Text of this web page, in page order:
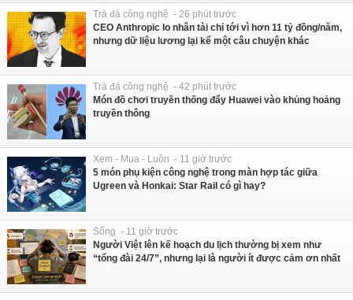
Trà đá công nghệ - 26 phút trước
CEO Anthropic lo nhân tài chỉ tới vì hơn 11 tỷ đồng/năm,
nhưng dữ liệu lương lại kể một câu chuyện khác
Trà đá công nghệ - 42 phút trước
Món đồ chơi truyền thống đẩy Huawei vào khủng hoảng
truyền thông
Xem - Mua - Luôn - 11 giờ trước
5 món phụ kiện công nghệ trong màn hợp tác giữa
Ugreen và Honkai: Star Rail có gì hay?
Sống - 11 giờ trước
Người Việt lên kế hoạch du lịch thường bị xem như
“tổng đài 24/7”, nhưng lại là người ít được cảm ơn nhất